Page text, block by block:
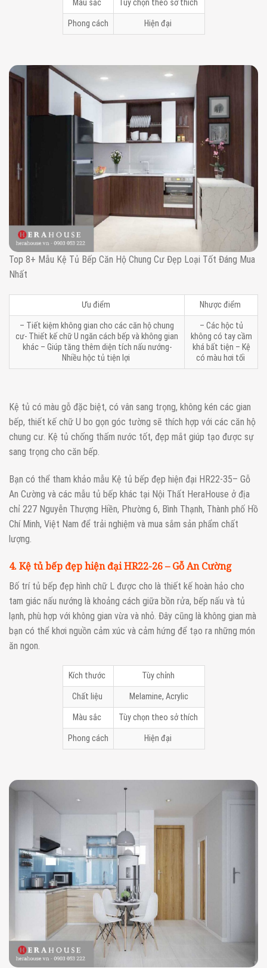
Màu sắc Tùy chọn theo sở thích
Phong cách Hiện đại
Top 8+ Mẫu Kệ Tủ Bếp Căn Hộ Chung Cư Đẹp Loại Tốt Đáng Mua
Nhất
Ưu điểm Nhược điểm
– Tiết kiệm không gian cho các căn hộ chung
cư- Thiết kế chữ U ngăn cách bếp và không gian
khác – Giúp tăng thêm diện tích nấu nướng-
Nhiều hộc tủ tiện lợi
– Các hộc tủ
không có tay cầm
khá bất tiện – Kệ
có màu hơi tối
Kệ tủ có màu gỗ đặc biệt, có vân sang trọng, không kén các gian
bếp, thiết kế chữ U bo gọn góc tường sẽ thích hợp với các căn hộ
chung cư. Kệ tủ chống thấm nước tốt, đẹp mắt giúp tạo được sự
sang trọng cho căn bếp.
Bạn có thể tham khảo mẫu Kệ tủ bếp đẹp hiện đại HR22-35– Gỗ
An Cường và các mẫu tủ bếp khác tại Nội Thất HeraHouse ở địa
chỉ 227 Nguyễn Thượng Hiền, Phường 6, Bình Thạnh, Thành phố Hồ
Chí Minh, Việt Nam để trải nghiệm và mua sắm sản phẩm chất
lượng.
4. Kệ tủ bếp đẹp hiện đại HR22-26 – Gỗ An Cường
Bố trí tủ bếp đẹp hình chữ L được cho là thiết kế hoàn hảo cho
tam giác nấu nướng là khoảng cách giữa bồn rửa, bếp nấu và tủ
lạnh, phù hợp với không gian vừa và nhỏ. Đây cũng là không gian mà
bạn có thể khơi nguồn cảm xúc và cảm hứng để tạo ra những món
ăn ngon.
Kích thước Tùy chỉnh
Chất liệu Melamine, Acrylic
Màu sắc Tùy chọn theo sở thích
Phong cách Hiện đại